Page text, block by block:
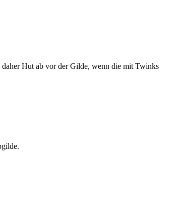
Hut ab vor der Gilde, wenn die mit Twinks